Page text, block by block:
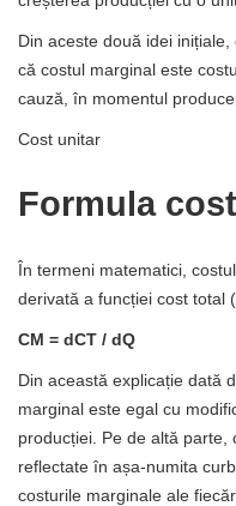
Din aceste două idei
că costul marginal este
cauză, în momentul
Cost unitar
Formula
În termeni matematici,
derivată a funcției cost total
CM = dCT / dQ
Din această explicație dată
marginal este egal cu
producției. Pe de altă parte,
reflectate în așa-numita
costurile marginale ale